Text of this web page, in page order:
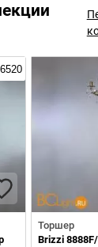
Торшер
Brizzi